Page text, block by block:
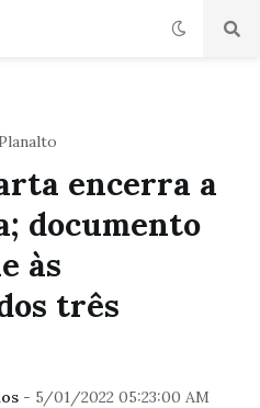
encerra a
documento
às
três
- 5/01/2022 05:23:00 AM